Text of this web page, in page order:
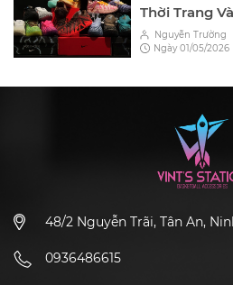
Thời Trang
"Đỉnh" Tại
Nguyễn Trường
Ngày 01/05/2026
48/2 Nguyễn Trãi, Tân An,
0936486615